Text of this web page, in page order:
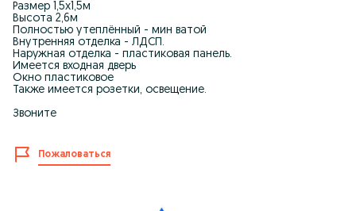
Размер 1,5х1,5м
Высота 2,6м
Полностью утеплённый - мин ватой
Внутренняя отделка - ЛДСП.
Наружная отделка - пластиковая панель.
Имеется входная дверь
Окно пластиковое
Также имеется розетки, освещение.
Звоните
Пожаловаться